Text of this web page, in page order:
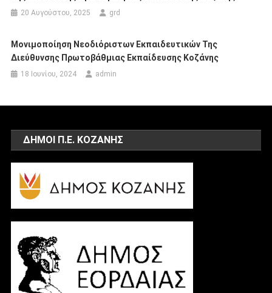
20 Αυγούστου, 2025 grd
Μονιμοποίηση Νεοδιόριστων Εκπαιδευτικών Της
Διεύθυνσης Πρωτοβάθμιας Εκπαίδευσης Κοζάνης
18 Ιουνίου, 2024 admin
ΔΗΜΟΙ Π.Ε. ΚΟΖΑΝΗΣ